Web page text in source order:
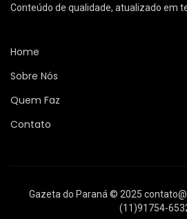
Conteúdo de qualidade, atualizado em
Home
Sobre Nós
Quem Faz
Contato
Gazeta do Paraná © 2025
(11)91754-